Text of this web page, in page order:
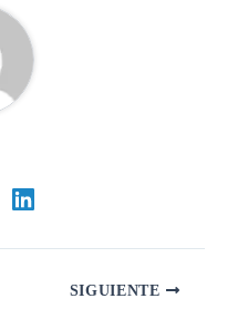
SIGUIENTE